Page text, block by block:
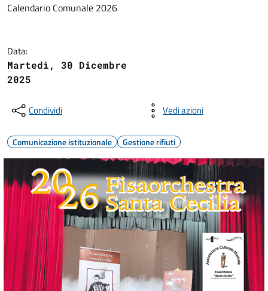
Calendario Comunale 2026
Data:
Martedì, 30 Dicembre
2025
Condividi Vedi azioni
Comunicazione istituzionale Gestione rifiuti